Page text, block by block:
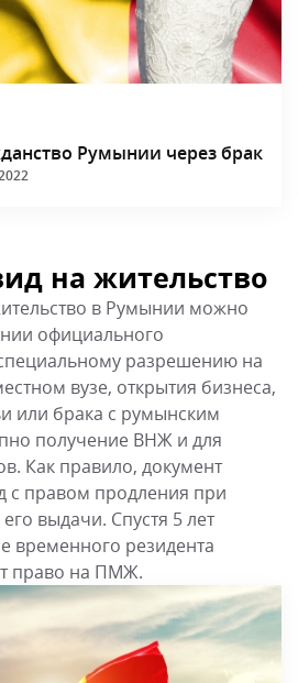
Румынии через брак
на жительство
в Румынии можно
официального
разрешению на
вузе, открытия бизнеса,
или брака с румынским
получение ВНЖ и для
Как правило, документ
с правом продления при
выдачи. Спустя 5 лет
временного резидента
право на ПМЖ.